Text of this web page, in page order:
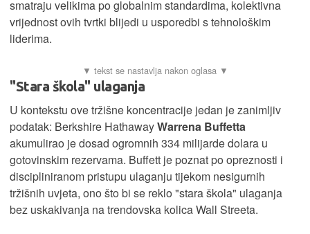
smatraju velikima po globalnim standardima, kolektivna
vrijednost ovih tvrtki blijedi u usporedbi s tehnološkim
liderima.
"Stara škola" ulaganja
U kontekstu ove tržišne koncentracije jedan je zanimljiv
podatak: Berkshire HathawayWarrena Buffetta
akumulirao je dosad ogromnih 334 milijarde dolara u
gotovinskim rezervama. Buffett je poznat po opreznosti i
discipliniranom pristupu ulaganju tijekom nesigurnih
tržišnih uvjeta, ono što bi se reklo "stara škola" ulaganja
bez uskakivanja na trendovska kolica Wall Streeta.